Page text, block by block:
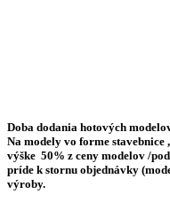
Doba dodania hotových
Na modely vo forme stavebnice
výške 50% z ceny modelov /
príde k stornu objednávky
výroby.